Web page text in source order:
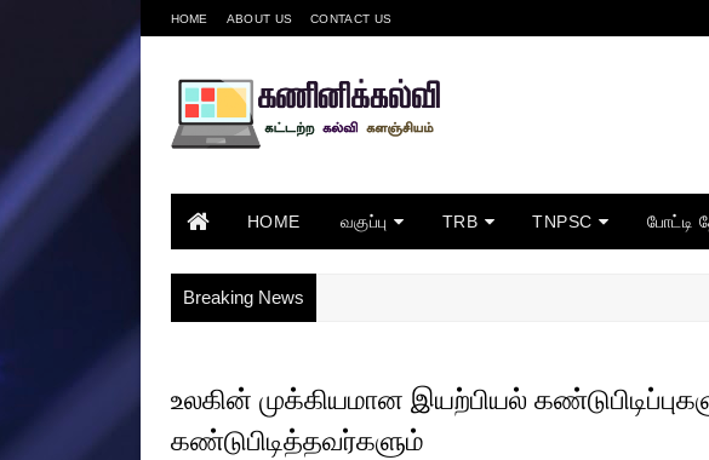
HOME ABOUT US CONTACT US
HOME வகுப்பு TRB TNPSC போட்டி
Breaking News
உலகின் முக்கியமான இயற்பியல்
கண்டுபிடித்தவர்களும்